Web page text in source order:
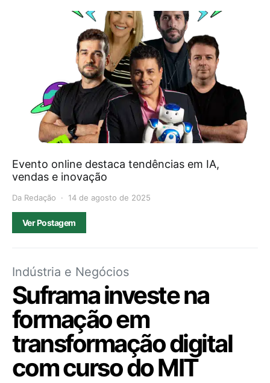
Evento online destaca tendências em IA,
vendas e inovação
Da Redação 14 de agosto de 2025
Ver Postagem
Indústria e Negócios
Suframa investe na
formação em
transformação digital
com curso do MIT